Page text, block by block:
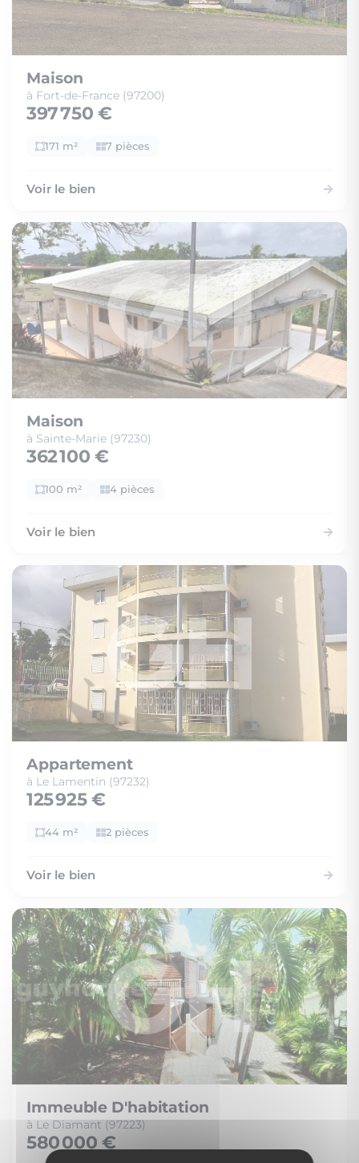
Maison
à Fort-de-France (97200)
397 750 €
171 m² 7 pièces
Voir le bien
Maison
à Sainte-Marie (97230)
362 100 €
100 m² 4 pièces
Voir le bien
Appartement
à Le Lamentin (97232)
125 925 €
44 m² 2 pièces
Voir le bien
Immeuble D'habitation
à Le Diamant (97223)
580 000 €